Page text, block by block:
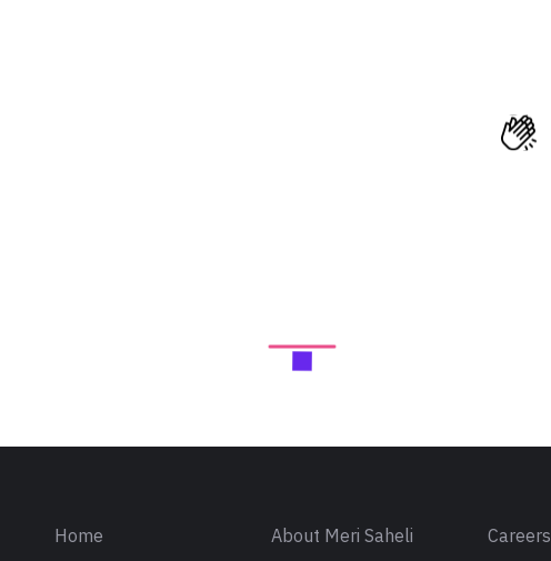
Home About Meri Saheli Careers